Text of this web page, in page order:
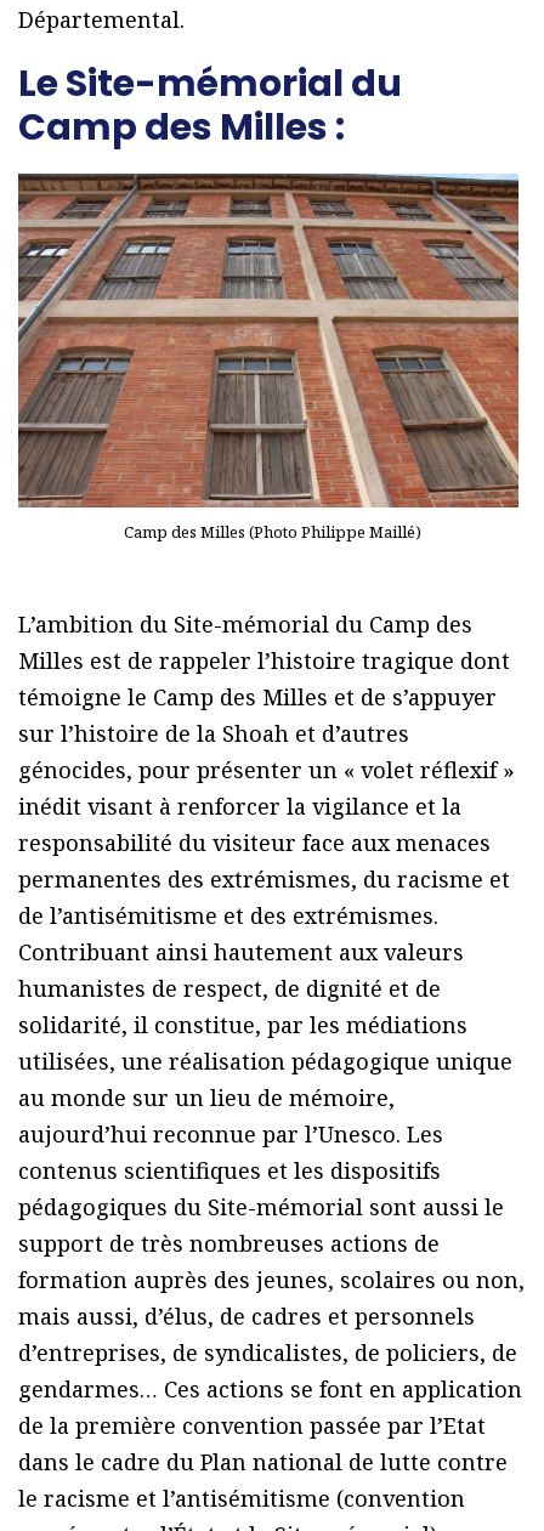
Départemental.
Le Site-mémorial du
Camp des Milles :
Camp des Milles (Photo Philippe Maillé)
L’ambition du Site-mémorial du Camp des
Milles est de rappeler l’histoire tragique dont
témoigne le Camp des Milles et de s’appuyer
sur l’histoire de la Shoah et d’autres
génocides, pour présenter un « volet réflexif »
inédit visant à renforcer la vigilance et la
responsabilité du visiteur face aux menaces
permanentes des extrémismes, du racisme et
de l’antisémitisme et des extrémismes.
Contribuant ainsi hautement aux valeurs
humanistes de respect, de dignité et de
solidarité, il constitue, par les médiations
utilisées, une réalisation pédagogique unique
au monde sur un lieu de mémoire,
aujourd’hui reconnue par l’Unesco. Les
contenus scientifiques et les dispositifs
pédagogiques du Site-mémorial sont aussi le
support de très nombreuses actions de
formation auprès des jeunes, scolaires ou non,
mais aussi, d’élus, de cadres et personnels
d’entreprises, de syndicalistes, de policiers, de
gendarmes… Ces actions se font en application
de la première convention passée par l’Etat
dans le cadre du Plan national de lutte contre
le racisme et l’antisémitisme (convention